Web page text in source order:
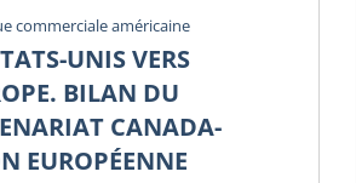
commerciale américaine
UNIS VERS
BILAN DU
CANADA-
EUROPÉENNE